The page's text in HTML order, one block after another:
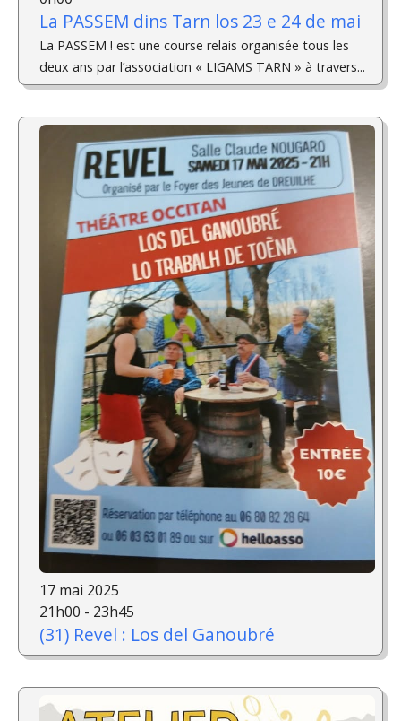
La PASSEM dins Tarn los 23 e 24 de mai
La PASSEM ! est une course relais organisée tous les
deux ans par l’association « LIGAMS TARN » à travers...
17 mai 2025
21h00 - 23h45
(31) Revel : Los del Ganoubré